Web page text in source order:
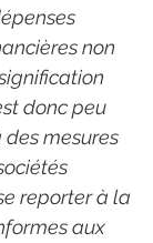
non
donc peu
mesures
reporter à la
aux